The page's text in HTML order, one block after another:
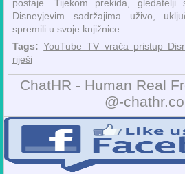
postaje. Tijekom prekida,
Disneyjevim sadržajima uživo,
spremili u svoje knjižnice.
Tags: YouTube TV vraća pristup
riješi
ChatHR - Human Real
@-